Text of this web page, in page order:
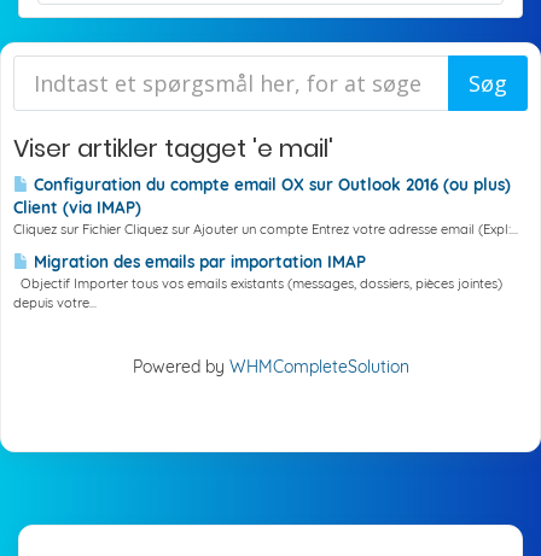
Viser artikler tagget 'e mail'
Configuration du compte email OX sur Outlook 2016 (ou plus)
Client (via IMAP)
Cliquez sur Fichier Cliquez sur Ajouter un compte Entrez votre adresse email (Expl:...
Migration des emails par importation IMAP
Objectif Importer tous vos emails existants (messages, dossiers, pièces jointes)
depuis votre...
Powered by WHMCompleteSolution